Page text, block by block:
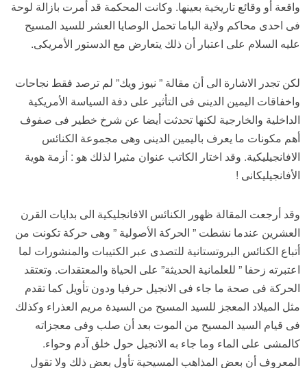
واقعة أو وقائع تاريخية بعينها. وكانت المحكمة قد أمرت بازالة لوحة
فى احدى محاكم ولاية الباما تحمل الوصايا العشر للسيد المسيح
عليه السلام على اعتبار أن ذلك يتعارض مع الدستور الأمريكى.
لكن تجدر الاشارة الى أن مقالة ” نيوز ويك” لم ترصد فقط نجاحات
واخفاقات اليمين الدينى فى التأثير على دفة السياسة الأمريكية
الداخلية والخارجية لكنها تحدثت أيضا عن شرخ خطير فى صفوف
أهم مكونات ما يعرف باليمين الدينى وهى مجموعة الكنائس
الافانجيليكية. وقد اختار الكاتب عنوان مثيرا لذلك هو : أزمة هوية
الأفانجيليكانى !
وقد أرجعت المقالة ظهور الكنائس الافانجليكية الى بدايات القرن
العشرين عندما نشطت ” الحركة الأصولية ” وهى حركة تكونت من
أتباع الكنائس البروتستانية للتصدى عبر الكتيبات والمنشورات لما
اعتبرته زحفا ” للعلمانية الحديثة” على الحياة والمعتقدات. وتعتقد
الحركة فى صحة ما جاء فى الانجيل حرفيا ودون تأويل كما تقدم
مثل الميلاد المعجز للسيد المسيح من السيدة مريم العذراء وكذلك
فى قيام السيد المسيح من الموت بعد أن صلب وفى معجزاته
كالمشى على الماء وما جاء به الانجيل حول خلق آدم وحواء.
المعروف أن بعض المذاهب المسيحية تأول بعض ذلك ولا تقول